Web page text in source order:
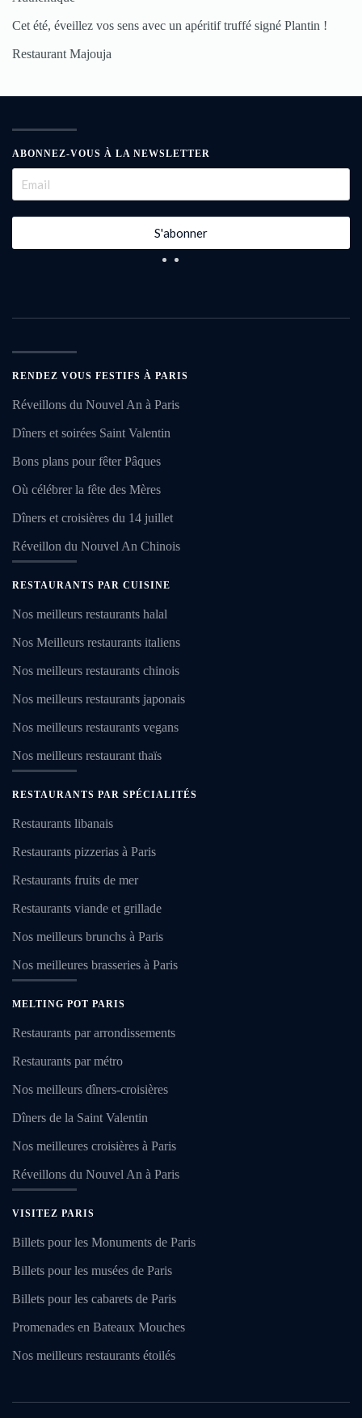
Cet été, éveillez vos sens avec un apéritif truffé signé Plantin !
Restaurant Majouja
ABONNEZ-VOUS À LA NEWSLETTER
S'abonner
RENDEZ VOUS FESTIFS À PARIS
Réveillons du Nouvel An à Paris
Dîners et soirées Saint Valentin
Bons plans pour fêter Pâques
Où célébrer la fête des Mères
Dîners et croisières du 14 juillet
Réveillon du Nouvel An Chinois
RESTAURANTS PAR CUISINE
Nos meilleurs restaurants halal
Nos Meilleurs restaurants italiens
Nos meilleurs restaurants chinois
Nos meilleurs restaurants japonais
Nos meilleurs restaurants vegans
Nos meilleurs restaurant thaïs
RESTAURANTS PAR SPÉCIALITÉS
Restaurants libanais
Restaurants pizzerias à Paris
Restaurants fruits de mer
Restaurants viande et grillade
Nos meilleurs brunchs à Paris
Nos meilleures brasseries à Paris
MELTING POT PARIS
Restaurants par arrondissements
Restaurants par métro
Nos meilleurs dîners-croisières
Dîners de la Saint Valentin
Nos meilleures croisières à Paris
Réveillons du Nouvel An à Paris
VISITEZ PARIS
Billets pour les Monuments de Paris
Billets pour les musées de Paris
Billets pour les cabarets de Paris
Promenades en Bateaux Mouches
Nos meilleurs restaurants étoilés